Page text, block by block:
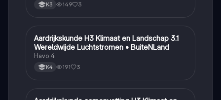
K3 149 3
Aardrijkskunde
Aardrijkskunde H3 Klimaat en Landschap 3.1
Wereldwijde Luchtstromen • BuiteNLand
Havo 4
K4 191 3